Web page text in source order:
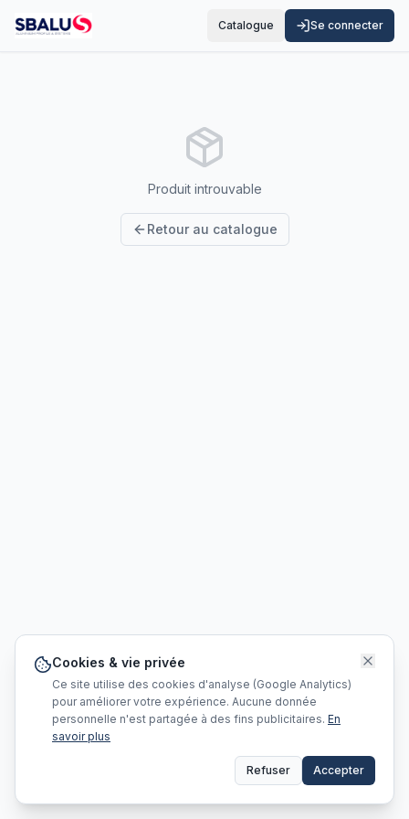
Catalogue Se connecter
Produit introuvable
Retour au catalogue
Cookies & vie privée
Ce site utilise des cookies d'analyse (Google Analytics)
pour améliorer votre expérience. Aucune donnée
personnelle n'est partagée à des fins publicitaires. En
savoir plus
Refuser Accepter